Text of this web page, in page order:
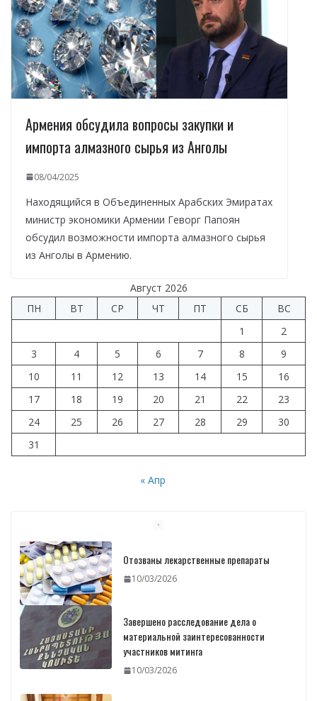
Армения обсудила вопросы закупки и
импорта алмазного сырья из Анголы
08/04/2025
Находящийся в Объединенных Арабских Эмиратах
министр экономики Армении Геворг Папоян
обсудил возможности импорта алмазного сырья
из Анголы в Армению.
Август 2026
ПН
ВТ СР ЧТ ПТ СБ
ВС
1
2
3
4 5 6 7 8
9
10
11 12 13 14 15
16
17
18 19 20 21 22
23
24
25 26 27 28 29
30
31
« Апр
Отозваны лекарственные препараты
10/03/2026
Завершено расследование дела о
материальной заинтересованности
участников митинга
10/03/2026